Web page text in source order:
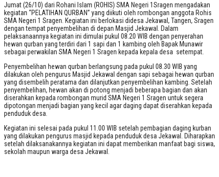
Jumat (26/10) dari Rohani Islam (ROHIS) SMA Negeri 1Sragen mengadakan
kegiatan “PELATIHAN QURBAN” yang diikuti oleh rombongan anggota Rohis
SMA Negeri 1 Sragen. Kegiatan ini berlokasi didesa Jekawal, Tangen, Sragen
dengan tempat penyembelihan di depan Masjid Jekawal. Dalam
pelaksanaannya kegiatan ini dimulai pukul 08.20 WIB dengan penyerahan
hewan qurban yang terdiri dari 1 sapi dan 1 kambing oleh Bapak Munawir
sebagai perwakilan SMA Negeri 1 Sragen kepada kepala desa setempat.
Penyembelihan hewan qurban berlangsung pada pukul 08.30 WIB yang
dilakukan oleh pengurus Masjid Jekawal dengan sapi sebagai hewan qurban
yang disembelih peratama dan dilanjutkan penyembelihan kambing. Setelah
penyembelihan, hewan akan di potong menjadi beberapa bagian dan akan
diserahkan kepada rombongan murid SMA Negeri 1 Sragen untuk segera
dipotongan menjadi bagian yang kecil agar daging dapat diserahkan kepada
penduduk desa.
Kegiatan ini selesai pada pukul 11.00 WIB setelah pembagian daging kurban
yang dilakukan pengurus masjid kepada penduduk desa Jekawal. Diharapkan
setelah dilaksanakannya kegiatan ini dapat memberikan manfaat bagi siswa,
sekolah maupun warga desa Jekawal.